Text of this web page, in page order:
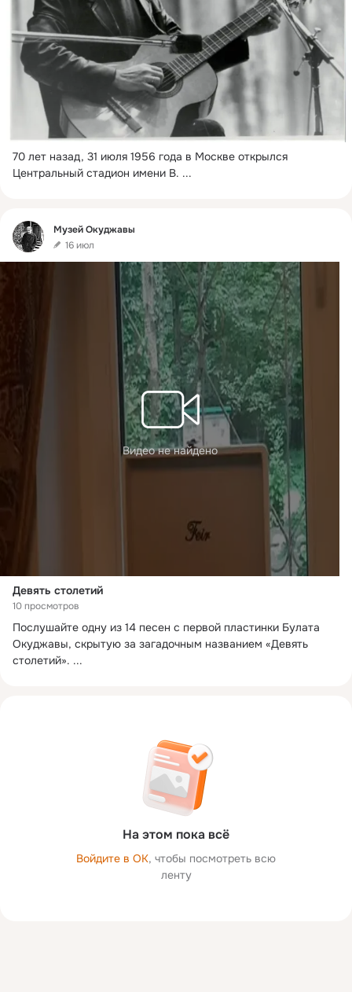
70 лет назад, 31 июля 1956 года в Москве открылся
Центральный стадион имени В. ...
Фид
Музей Окуджавы
16 июл
Видео не найдено
Девять столетий
10 просмотров
Послушайте одну из 14 песен с первой пластинки Булата
Окуджавы, скрытую за загадочным названием «Девять
столетий». ...
На этом пока всё
Войдите в ОК, чтобы посмотреть всю
ленту